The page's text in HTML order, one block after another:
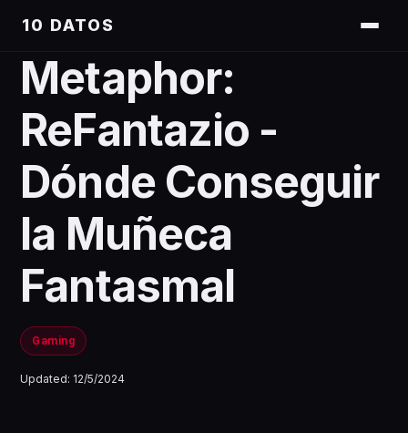
10 DATOS
Metaphor:
ReFantazio -
Dónde Conseguir
la Muñeca
Fantasmal
Gaming
Updated: 12/5/2024